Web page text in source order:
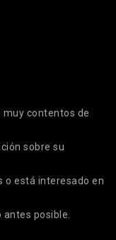
muy contentos de
sobre su
o está interesado en
posible.